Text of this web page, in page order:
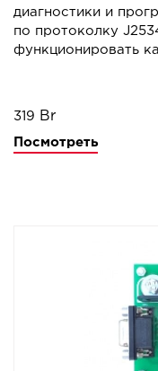
диагностики и
по протоколку
функционировать
319
Посмотреть